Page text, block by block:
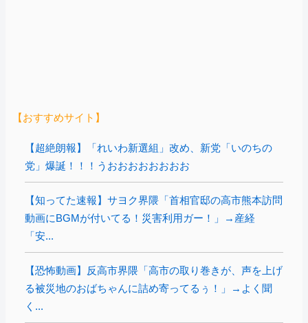
【おすすめサイト】
【超絶朗報】「れいわ新選組」改め、新党「いのちの
党」爆誕！！！うおおおおおおおお
【知ってた速報】サヨク界隈「首相官邸の高市熊本訪問
動画にBGMが付いてる！災害利用ガー！」→産経
「安...
【恐怖動画】反高市界隈「高市の取り巻きが、声を上げ
る被災地のおばちゃんに詰め寄ってるぅ！」→よく聞
く...